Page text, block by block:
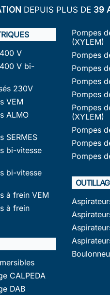
DEPUIS PLUS DE 39
V
V bi-
230V
VEM
ALMO
SERMES
bi-vitesse
bi-vitesse
à frein VEM
à frein
CALPEDA
DAB
Pompes
(XYLEM)
Pompes
Pompes
Pompes
Pompes
Pompes
(XYLEM)
Pompes
Pompes
Pompes